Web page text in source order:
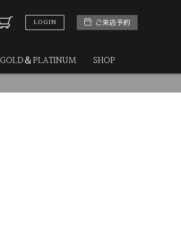
LOGIN ご来店予約
GOLD＆PLATINUM SHOP